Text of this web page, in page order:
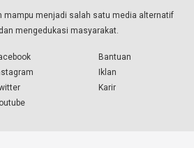
mampu menjadi salah satu media alternatif
mengedukasi masyarakat.
Bantuan
Iklan
Karir